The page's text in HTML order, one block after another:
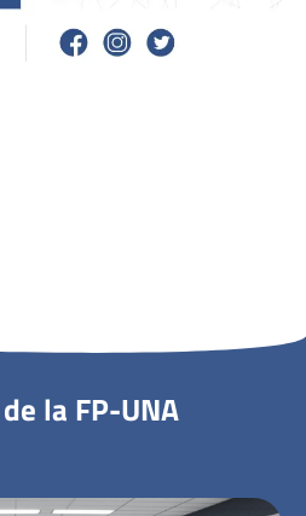
la FP-UNA